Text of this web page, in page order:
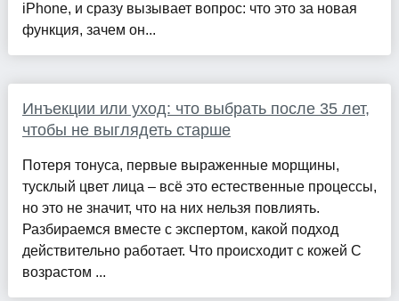
iPhone, и сразу вызывает вопрос: что это за новая
функция, зачем он...
Инъекции или уход: что выбрать после 35 лет,
чтобы не выглядеть старше
Потеря тонуса, первые выраженные морщины,
тусклый цвет лица – всё это естественные процессы,
но это не значит, что на них нельзя повлиять.
Разбираемся вместе с экспертом, какой подход
действительно работает. Что происходит с кожей С
возрастом ...